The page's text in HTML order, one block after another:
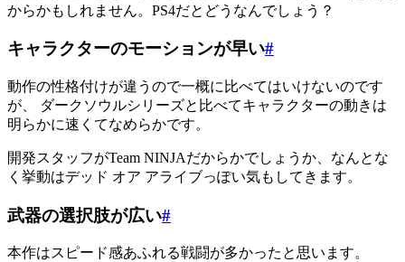
からかもしれません。PS4だとどうなんでしょう？
キャラクターのモーションが早い#
動作の性格付けが違うので一概に比べてはいけないのです
が、 ダークソウルシリーズと比べてキャラクターの動きは
明らかに速くてなめらかです。
開発スタッフがTeam NINJAだからかでしょうか、なんとな
く挙動はデッド オア アライブっぽい気もしてきます。
武器の選択肢が広い#
本作はスピード感あふれる戦闘が多かったと思います。